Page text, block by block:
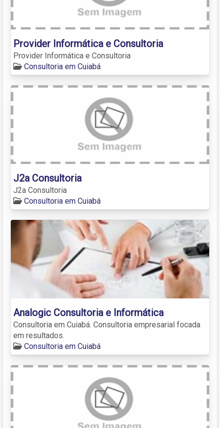
Provider Informática e Consultoria
Provider Informática e Consultoria
Consultoria em Cuiabá
J2a Consultoria
J2a Consultoria
Consultoria em Cuiabá
Analogic Consultoria e Informática
Consultoria em Cuiabá. Consultoria empresarial focada
em resultados.
Consultoria em Cuiabá